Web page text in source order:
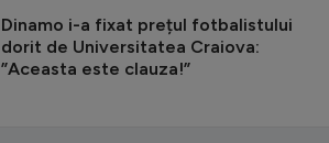
Dinamo i-a fixat prețul fotbalistului
dorit de Universitatea Craiova:
”Aceasta este clauza!”